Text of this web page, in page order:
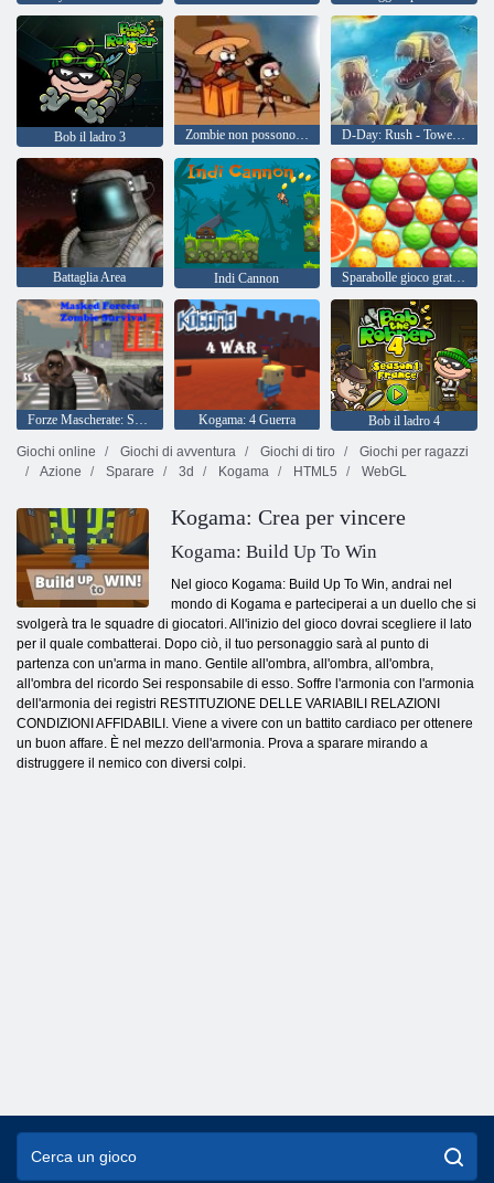
Bob il ladro 3 Zombie non possono saltare D-Day: Rush - Tower Defense
Battaglia Area Indi Cannon Sparabolle gioco gratis Bubble Pop Story
Forze Mascherate: Sopravvivenza Zombie Kogama: 4 Guerra
Bob il ladro 4
Giochi online
Giochi di avventura Giochi di tiro
Giochi per ragazzi
Azione
Sparare 3d Kogama HTML5 WebGL
Kogama: Crea per vincere
Kogama: Build Up To Win
Nel gioco Kogama: Build Up To Win, andrai nel
mondo di Kogama e parteciperai a un duello che si
svolgerà tra le squadre di giocatori. All'inizio del gioco dovrai scegliere il lato
per il quale combatterai. Dopo ciò, il tuo personaggio sarà al punto di
partenza con un'arma in mano. Gentile all'ombra, all'ombra, all'ombra,
all'ombra del ricordo Sei responsabile di esso. Soffre l'armonia con l'armonia
dell'armonia dei registri RESTITUZIONE DELLE VARIABILI RELAZIONI
CONDIZIONI AFFIDABILI. Viene a vivere con un battito cardiaco per ottenere
un buon affare. È nel mezzo dell'armonia. Prova a sparare mirando a
distruggere il nemico con diversi colpi.